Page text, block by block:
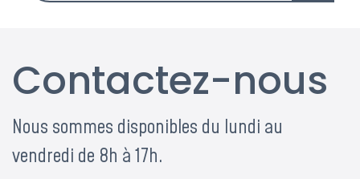
Contactez-nous
Nous sommes disponibles du lundi au
vendredi de 8h à 17h.
ACM reste à votre
écoute
tout l'été
Une permanence est assurée tout l'été pour répondre à